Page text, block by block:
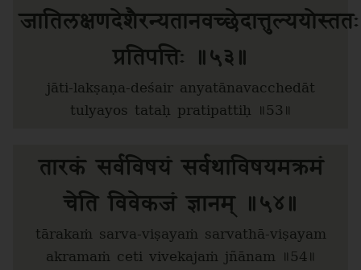
जातिलक्षणदेशैरन्यतानवच्छेदात्तुल्ययोस्ततः
प्रतिपत्तिः ॥५३॥
jāti-lakṣaṇa-deśair anyatānavacchedāt
tulyayos tataḥ pratipattiḥ ॥53॥
तारकं सर्वविषयं सर्वथाविषयमक्रमं
चेति विवेकजं ज्ञानम् ॥५४॥
tārakaṁ sarva-viṣayaṁ sarvathā-viṣayam
akramaṁ ceti vivekajaṁ jñānam ॥54॥